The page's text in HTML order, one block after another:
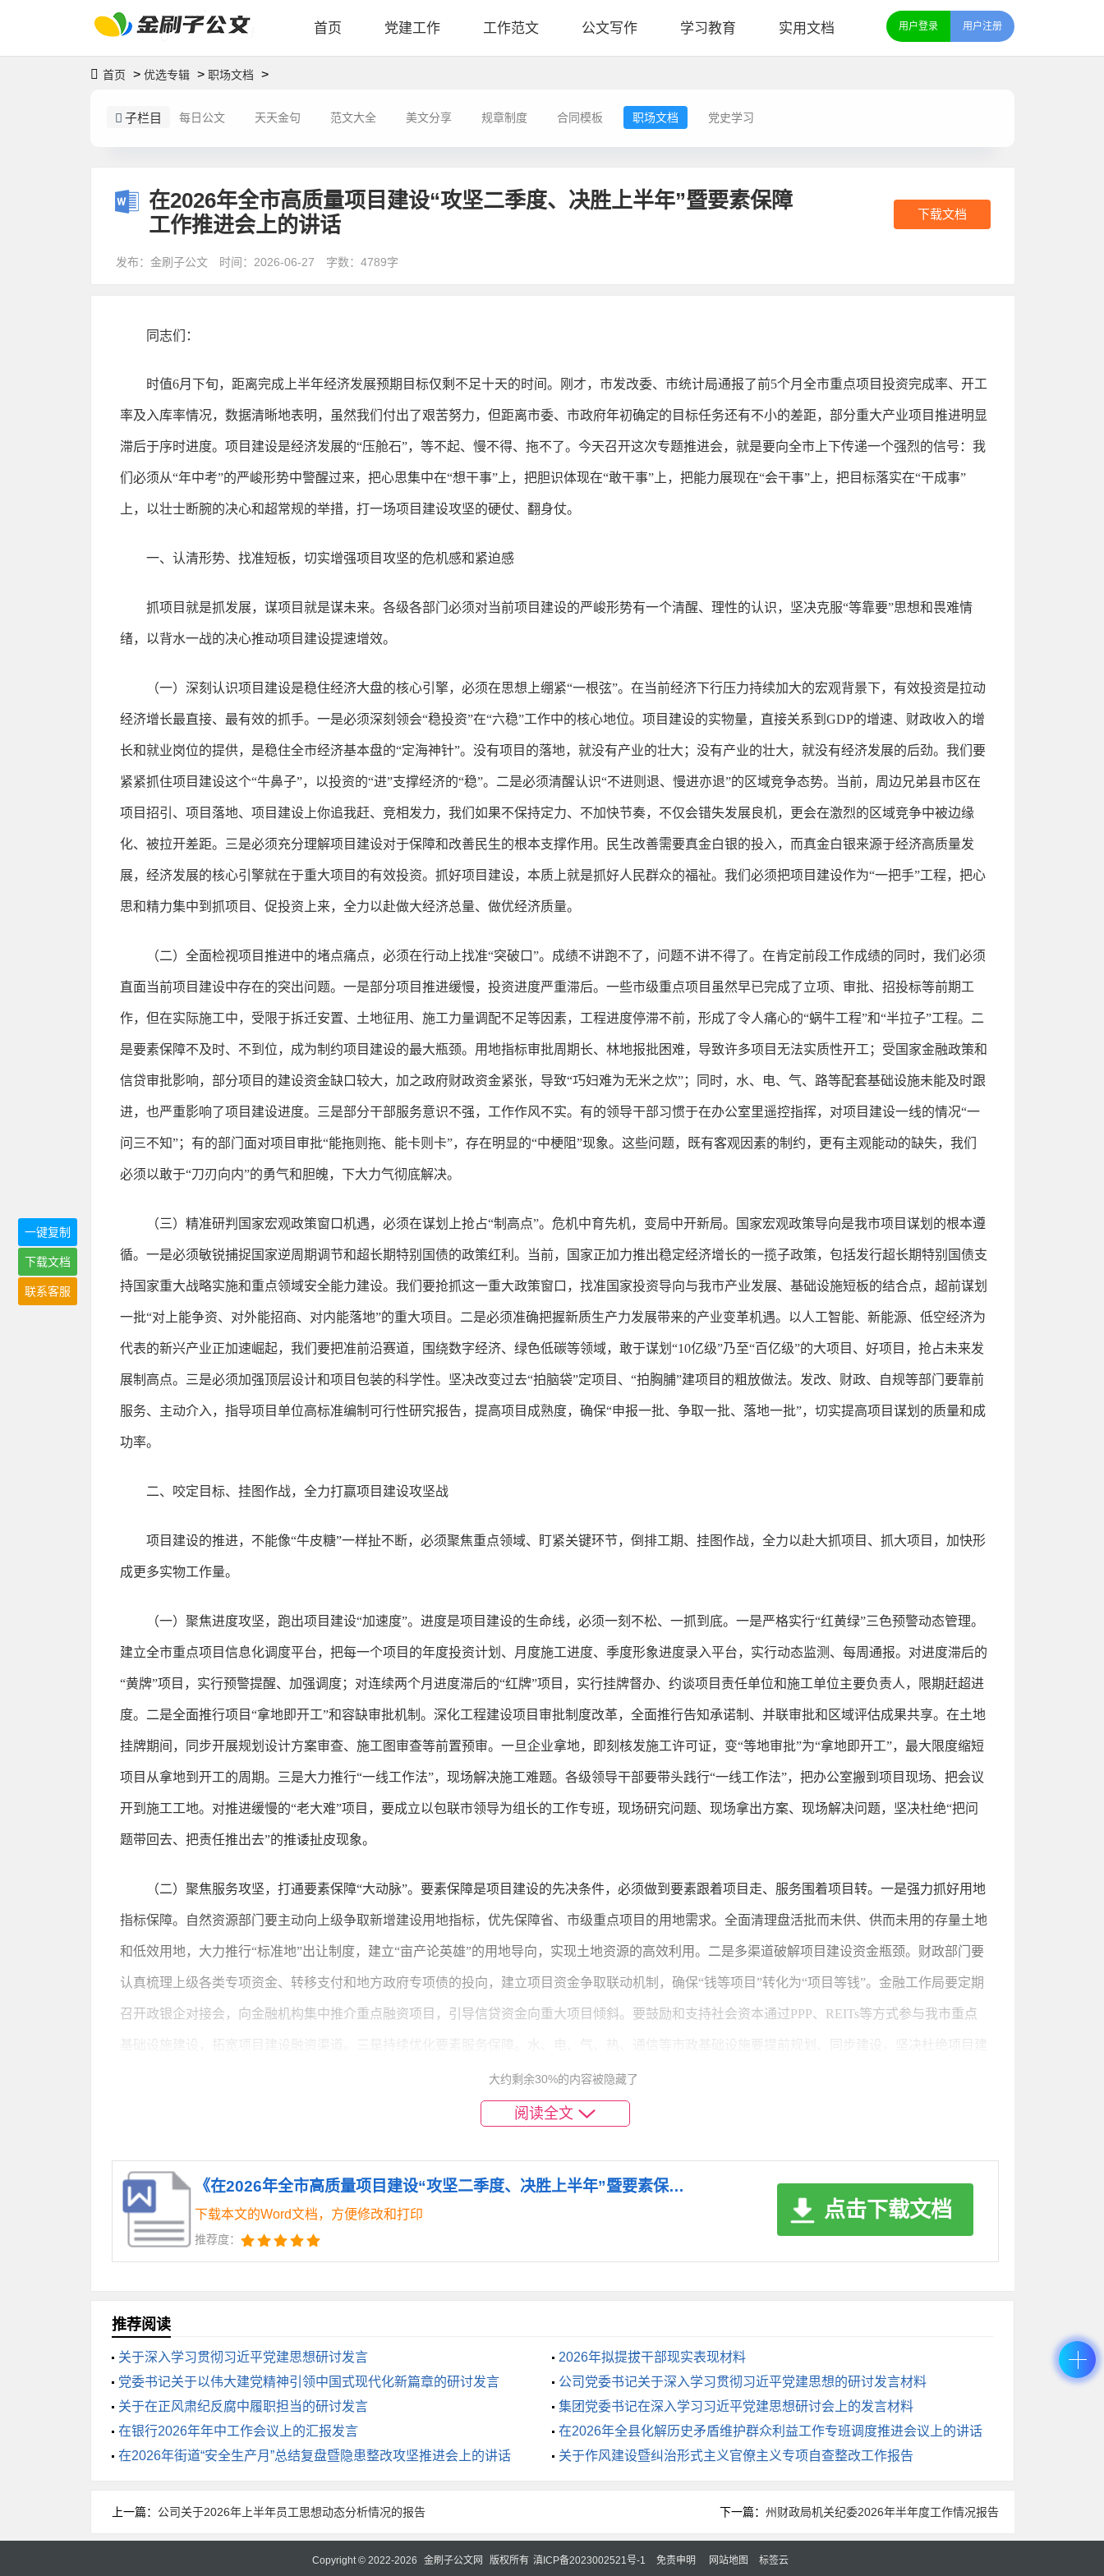
首页 党建工作 工作范文 公文写作 学习教育 实用文档 用户登录 用户注册
首页 > 优选专辑 > 职场文档 >
子栏目 每日公文 天天金句 范文大全 美文分享 规章制度 合同模板 职场文档 党史学习
在2026年全市高质量项目建设“攻坚二季度、决胜上半年”暨要素保障
工作推进会上的讲话
发布：金刷子公文 时间：2026-06-27 字数：4789字
下载文档
同志们：
时值6月下旬，距离完成上半年经济发展预期目标仅剩不足十天的时间。刚才，市发改委、市统计局通报了前5个月全市重点项目投资完成率、开工
率及入库率情况，数据清晰地表明，虽然我们付出了艰苦努力，但距离市委、市政府年初确定的目标任务还有不小的差距，部分重大产业项目推进明显
滞后于序时进度。项目建设是经济发展的“压舱石”，等不起、慢不得、拖不了。今天召开这次专题推进会，就是要向全市上下传递一个强烈的信号：我
们必须从“年中考”的严峻形势中警醒过来，把心思集中在“想干事”上，把胆识体现在“敢干事”上，把能力展现在“会干事”上，把目标落实在“干成事”
上，以壮士断腕的决心和超常规的举措，打一场项目建设攻坚的硬仗、翻身仗。
一、认清形势、找准短板，切实增强项目攻坚的危机感和紧迫感
抓项目就是抓发展，谋项目就是谋未来。各级各部门必须对当前项目建设的严峻形势有一个清醒、理性的认识，坚决克服“等靠要”思想和畏难情
绪，以背水一战的决心推动项目建设提速增效。
（一）深刻认识项目建设是稳住经济大盘的核心引擎，必须在思想上绷紧“一根弦”。在当前经济下行压力持续加大的宏观背景下，有效投资是拉动
经济增长最直接、最有效的抓手。一是必须深刻领会“稳投资”在“六稳”工作中的核心地位。项目建设的实物量，直接关系到GDP的增速、财政收入的增
长和就业岗位的提供，是稳住全市经济基本盘的“定海神针”。没有项目的落地，就没有产业的壮大；没有产业的壮大，就没有经济发展的后劲。我们要
紧紧抓住项目建设这个“牛鼻子”，以投资的“进”支撑经济的“稳”。二是必须清醒认识“不进则退、慢进亦退”的区域竞争态势。当前，周边兄弟县市区在
项目招引、项目落地、项目建设上你追我赶、竞相发力，我们如果不保持定力、不加快节奏，不仅会错失发展良机，更会在激烈的区域竞争中被边缘
化、被拉开差距。三是必须充分理解项目建设对于保障和改善民生的根本支撑作用。民生改善需要真金白银的投入，而真金白银来源于经济高质量发
展，经济发展的核心引擎就在于重大项目的有效投资。抓好项目建设，本质上就是抓好人民群众的福祉。我们必须把项目建设作为“一把手”工程，把心
思和精力集中到抓项目、促投资上来，全力以赴做大经济总量、做优经济质量。
（二）全面检视项目推进中的堵点痛点，必须在行动上找准“突破口”。成绩不讲跑不了，问题不讲不得了。在肯定前段工作成绩的同时，我们必须
直面当前项目建设中存在的突出问题。一是部分项目推进缓慢，投资进度严重滞后。一些市级重点项目虽然早已完成了立项、审批、招投标等前期工
作，但在实际施工中，受限于拆迁安置、土地征用、施工力量调配不足等因素，工程进度停滞不前，形成了令人痛心的“蜗牛工程”和“半拉子”工程。二
是要素保障不及时、不到位，成为制约项目建设的最大瓶颈。用地指标审批周期长、林地报批困难，导致许多项目无法实质性开工；受国家金融政策和
信贷审批影响，部分项目的建设资金缺口较大，加之政府财政资金紧张，导致“巧妇难为无米之炊”；同时，水、电、气、路等配套基础设施未能及时跟
进，也严重影响了项目建设进度。三是部分干部服务意识不强，工作作风不实。有的领导干部习惯于在办公室里遥控指挥，对项目建设一线的情况“一
问三不知”；有的部门面对项目审批“能拖则拖、能卡则卡”，存在明显的“中梗阻”现象。这些问题，既有客观因素的制约，更有主观能动的缺失，我们
必须以敢于“刀刃向内”的勇气和胆魄，下大力气彻底解决。
（三）精准研判国家宏观政策窗口机遇，必须在谋划上抢占“制高点”。危机中育先机，变局中开新局。国家宏观政策导向是我市项目谋划的根本遵
循。一是必须敏锐捕捉国家逆周期调节和超长期特别国债的政策红利。当前，国家正加力推出稳定经济增长的一揽子政策，包括发行超长期特别国债支
持国家重大战略实施和重点领域安全能力建设。我们要抢抓这一重大政策窗口，找准国家投资导向与我市产业发展、基础设施短板的结合点，超前谋划
一批“对上能争资、对外能招商、对内能落地”的重大项目。二是必须准确把握新质生产力发展带来的产业变革机遇。以人工智能、新能源、低空经济为
代表的新兴产业正加速崛起，我们要把准前沿赛道，围绕数字经济、绿色低碳等领域，敢于谋划“10亿级”乃至“百亿级”的大项目、好项目，抢占未来发
展制高点。三是必须加强顶层设计和项目包装的科学性。坚决改变过去“拍脑袋”定项目、“拍胸脯”建项目的粗放做法。发改、财政、自规等部门要靠前
服务、主动介入，指导项目单位高标准编制可行性研究报告，提高项目成熟度，确保“申报一批、争取一批、落地一批”，切实提高项目谋划的质量和成
功率。
二、咬定目标、挂图作战，全力打赢项目建设攻坚战
项目建设的推进，不能像“牛皮糖”一样扯不断，必须聚焦重点领域、盯紧关键环节，倒排工期、挂图作战，全力以赴大抓项目、抓大项目，加快形
成更多实物工作量。
（一）聚焦进度攻坚，跑出项目建设“加速度”。进度是项目建设的生命线，必须一刻不松、一抓到底。一是严格实行“红黄绿”三色预警动态管理。
建立全市重点项目信息化调度平台，把每一个项目的年度投资计划、月度施工进度、季度形象进度录入平台，实行动态监测、每周通报。对进度滞后的
“黄牌”项目，实行预警提醒、加强调度；对连续两个月进度滞后的“红牌”项目，实行挂牌督办、约谈项目责任单位和施工单位主要负责人，限期赶超进
度。二是全面推行项目“拿地即开工”和容缺审批机制。深化工程建设项目审批制度改革，全面推行告知承诺制、并联审批和区域评估成果共享。在土地
挂牌期间，同步开展规划设计方案审查、施工图审查等前置预审。一旦企业拿地，即刻核发施工许可证，变“等地审批”为“拿地即开工”，最大限度缩短
项目从拿地到开工的周期。三是大力推行“一线工作法”，现场解决施工难题。各级领导干部要带头践行“一线工作法”，把办公室搬到项目现场、把会议
开到施工工地。对推进缓慢的“老大难”项目，要成立以包联市领导为组长的工作专班，现场研究问题、现场拿出方案、现场解决问题，坚决杜绝“把问
题带回去、把责任推出去”的推诿扯皮现象。
（二）聚焦服务攻坚，打通要素保障“大动脉”。要素保障是项目建设的先决条件，必须做到要素跟着项目走、服务围着项目转。一是强力抓好用地
指标保障。自然资源部门要主动向上级争取新增建设用地指标，优先保障省、市级重点项目的用地需求。全面清理盘活批而未供、供而未用的存量土地
和低效用地，大力推行“标准地”出让制度，建立“亩产论英雄”的用地导向，实现土地资源的高效利用。二是多渠道破解项目建设资金瓶颈。财政部门要
认真梳理上级各类专项资金、转移支付和地方政府专项债的投向，建立项目资金争取联动机制，确保“钱等项目”转化为“项目等钱”。金融工作局要定期
召开政银企对接会，向金融机构集中推介重点融资项目，引导信贷资金向重大项目倾斜。要鼓励和支持社会资本通过PPP、REITs等方式参与我市重点
基础设施建设，拓宽项目建设融资渠道。三是持续优化要素服务保障。水、电、气、热、通信等市政基础设施要提前规划、同步建设，坚决杜绝项目建
成后“有厂房无水电、有设备无宽带”的现象发生。要严格执行首问负责制、限时办结制，确保业主单位不跑冤枉路、不花冤枉钱。
（三）聚焦谋划攻坚，增强项目储备“新动能”。项目储备是经济高质量发展的“蓄水池”，必须立足当前、着眼长远。一是构建“谋划一批、储备一
紧谋划储备一批打基础、利长远、增后劲的大项目、好项目。二是提高项目前期工作的深度和质量。在项目前期手续办理阶段，要安排专人指导帮助项
目单位办理土地、规划、环评、稳评、能评等各项手续，提高项目的“成熟度”和“可批性”。三是强化“十四五”规划收官和“十五五”规划编制的衔接。明
年即将进入“十五五”规划编制前期阶段，各单位要前瞻性思考、全局性谋划，把关乎我市中长期发展的重大产业、重大基础设施项目，尽可能多地纳入
三、压实责任、严督实导，凝聚项目建设攻坚的强大合力
项目建设涉及面广、关联度高，单靠哪一个部门、哪一个人是不可能完成任务的。必须压紧压实各方责任，建立健全高效协调机制，以严明的纪律
和最硬的作风，推动项目建设各项任务落细落实。
（一）压实各方责任，构建梯次推进的“责任链”。责任是落实的保障，没有责任就没有执行力。一是要坚决压实属地管理责任。各镇（街道）、各
负责”的原则，主动对接项目单位，上门服务、集成审批，切实把“管理”变为“服务”。三是要压实项目建设单位的主体责任。各项目业主单位要严格履
大约剩余30%的内容被隐藏了
阅读全文
《在2026年全市高质量项目建设“攻坚二季度、决胜上半年”暨要素保障工作推进会上的讲话.doc》
下载本文的Word文档，方便修改和打印
推荐度：
点击下载文档
推荐阅读
关于深入学习贯彻习近平党建思想研讨发言
2026年拟提拔干部现实表现材料
党委书记关于以伟大建党精神引领中国式现代化新篇章的研讨发言
公司党委书记关于深入学习贯彻习近平党建思想的研讨发言材料
关于在正风肃纪反腐中履职担当的研讨发言
集团党委书记在深入学习习近平党建思想研讨会上的发言材料
在银行2026年年中工作会议上的汇报发言
在2026年全县化解历史矛盾维护群众利益工作专班调度推进会议上的讲话
在2026年街道“安全生产月”总结复盘暨隐患整改攻坚推进会上的讲话
关于作风建设暨纠治形式主义官僚主义专项自查整改工作报告
上一篇： 公司关于2026年上半年员工思想动态分析情况的报告 下一篇： 州财政局机关纪委2026年半年度工作情况报告
一键复制
下载文档
联系客服
Copyright © 2022-2026 金刷子公文网 版权所有 滇ICP备2023002521号-1 免责申明 网站地图 标签云